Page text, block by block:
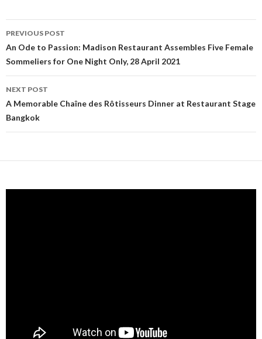
Post navigation
PREVIOUS POST
An Ode to Passion: Madison Restaurant Assembles Five Female
Sommeliers for One Night Only, 28 April 2021
NEXT POST
A Memorable Chaîne des Rôtisseurs Dinner at Restaurant Stage
Bangkok